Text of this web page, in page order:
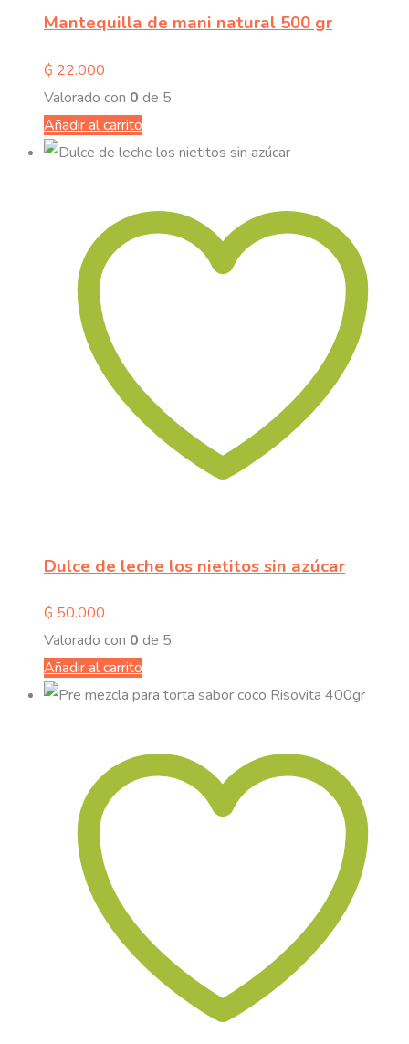
Mantequilla de mani natural 500 gr
₲ 22.000
Valorado con 0 de 5
Añadir al carrito
Dulce de leche los nietitos sin azúcar
₲ 50.000
Valorado con 0 de 5
Añadir al carrito